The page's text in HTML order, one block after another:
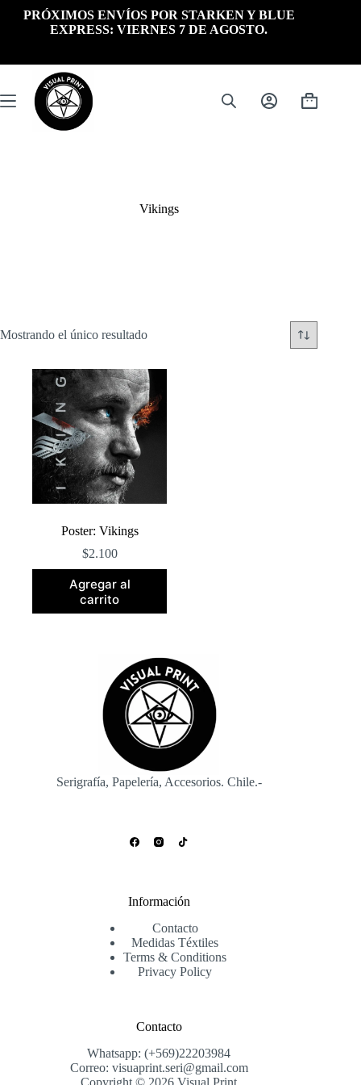
PRÓXIMOS ENVÍOS POR STARKEN Y BLUE
EXPRESS: VIERNES 7 DE AGOSTO.
Carrito
Vikings
Mostrando el único resultado
Poster: Vikings
$2.100
Agregar al
carrito
Serigrafía, Papelería, Accesorios. Chile.-
Información
Contacto
Medidas Téxtiles
Terms & Conditions
Privacy Policy
Contacto
Whatsapp: (+569)22203984
Correo: visuaprint.seri@gmail.com
Copyright © 2026 Visual Print